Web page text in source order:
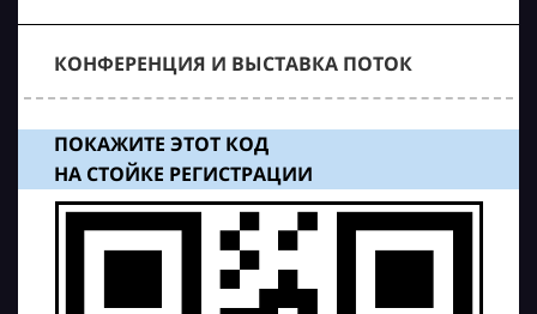
КОНФЕРЕНЦИЯ И ВЫСТАВКА ПОТОК
ПОКАЖИТЕ ЭТОТ КОД
НА СТОЙКЕ РЕГИСТРАЦИИ